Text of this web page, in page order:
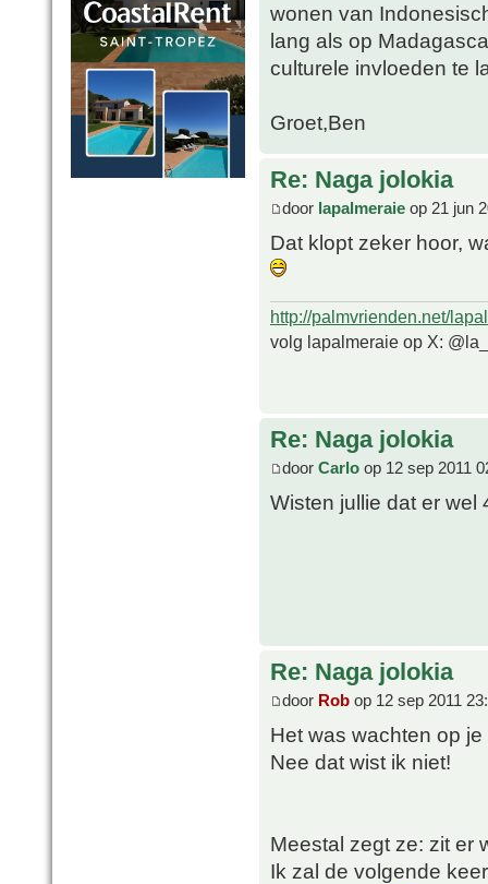
wonen van
lang als op
culturele invloeden te
Groet,Ben
Re: Naga jolokia
door lapalmeraie op 21 jun
Dat klopt zeker hoor,
http://palmvrienden.net/
volg lapalmeraie op X:
Re: Naga jolokia
door Carlo op 12 sep 2011
Wisten jullie dat er
Re: Naga jolokia
door Rob op 12 sep 2011
Het was wachten op
Nee dat wist ik niet!
Meestal zegt ze: zit er
Ik zal de volgende